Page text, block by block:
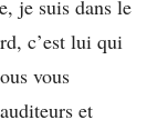
je suis dans le
c’est lui qui
vous
et